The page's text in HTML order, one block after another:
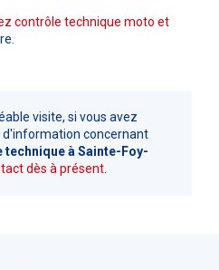
contrôle technique moto et
visite, si vous avez
d'information concernant
techniqueà Sainte-Foy-
dès à présent